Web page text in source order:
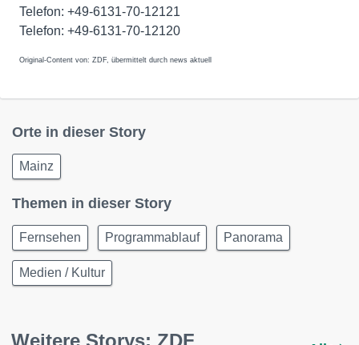
Telefon: +49-6131-70-12121
Telefon: +49-6131-70-12120
Original-Content von: ZDF, übermittelt durch news aktuell
Orte in dieser Story
Mainz
Themen in dieser Story
Fernsehen Programmablauf Panorama
Medien / Kultur
Weitere Storys: ZDF